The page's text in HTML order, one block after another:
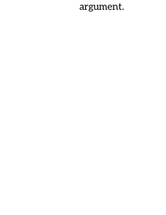
argument.